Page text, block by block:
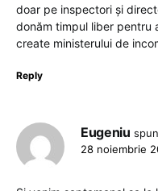
doar pe inspectori și
donăm timpul liber pentru
create ministerului de
Reply
Eugeniu
28 noiembrie